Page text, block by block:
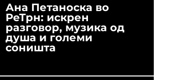
Ана Петаноска во
РеТрн: искрен
разговор, музика од
душа и големи
соништа